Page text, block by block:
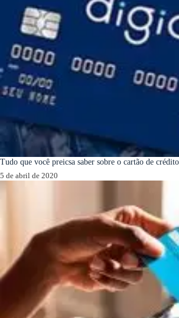
Tudo que você preicsa saber sobre o cartão de
5 de abril de 2020